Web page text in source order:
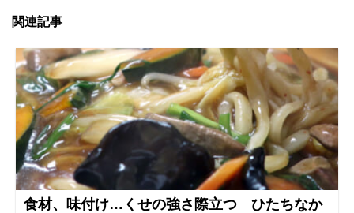
関連記事
食材、味付け…くせの強さ際立つ ひたちなか